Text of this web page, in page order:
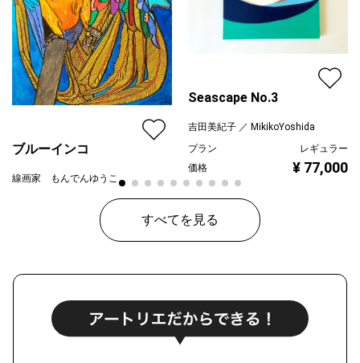
ブルーインコ
線画家 もんでんゆうこ
レギュラー
¥ 80,000
Seascape No.3
吉田美紀子 ／ MikikoYoshida
プラン
レギュラー
価格
¥ 77,000
すべてを見る